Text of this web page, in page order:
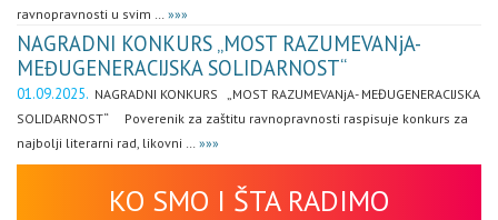
ravnopravnosti u svim … »»»
NAGRADNI KONKURS „MOST RAZUMEVANjA-
MEĐUGENERACIJSKA SOLIDARNOST“
01.09.2025. NAGRADNI KONKURS „MOST RAZUMEVANjA- MEĐUGENERACIJSKA
SOLIDARNOST“ Poverenik za zaštitu ravnopravnosti raspisuje konkurs za
najbolji literarni rad, likovni … »»»
KO SMO I ŠTA RADIMO